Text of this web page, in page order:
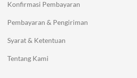
Konfirmasi Pembayaran
Pembayaran & Pengiriman
Syarat & Ketentuan
Tentang Kami